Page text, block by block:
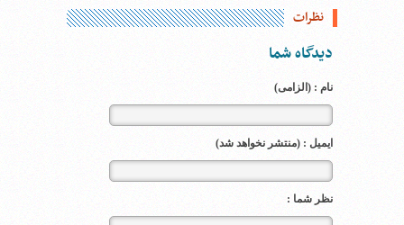
نظرات
دیدگاه شما
نام : (الزامی)
ایمیل : (منتشر نخواهد شد)
نظر شما :